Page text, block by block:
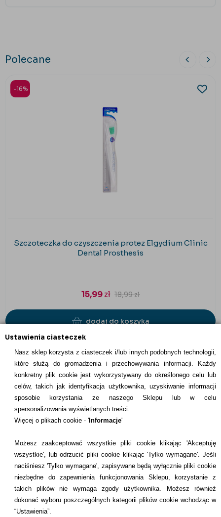
Ustawienia ciasteczek
Nasz sklep korzysta z ciasteczek i/lub innych podobnych technologii,
które służą do gromadzenia i przechowywania informacji. Każdy
konkretny plik cookie jest wykorzystywany do określonego celu lub
celów, takich jak identyfikacja użytkownika, uzyskiwanie informacji
sposobie korzystania ze naszego Sklepu lub w celu
spersonalizowania wyświetlanych treści.
Więcej o plikach cookie - 'Informacje'
Możesz zaakceptować wszystkie pliki cookie klikając 'Akceptuję
wszystkie', lub odrzucić pliki cookie klikając 'Tylko wymagane'. Jeśli
naciśniesz 'Tylko wymagane', zapisywane będą wyłącznie pliki cookie
niezbędne do zapewnienia funkcjonowania Sklepu, korzystanie z
takich plików nie wymaga zgody użytkownika. Możesz również
dokonać wyboru poszczególnych kategorii plików cookie wchodząc w
“Ustawienia”.
Polecane
-16%
Szczoteczka do czyszczenia protez Elgydium Clinic
Dental Prosthesis
15,99zł 18,99zł
dodaj do koszyka
INFORMACJE KONTAKTOWE
Informacje
Dostawcy
Kontakt
+48 22 113 4446
kontakt@dentilove.pl